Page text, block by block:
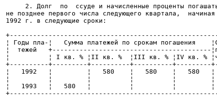
2. Долг  по  ссуде и начисленные проценты
не позднее первого числа следующего квартала,
1992 г. в следующие сроки:
¦ Годы пла-¦   Сумма платежей по срокам погашения
¦  тежей   +-----------------------------------------
¦          ¦ I кв. % ¦II кв. %  ¦III кв. % ¦IV кв. %
+----------+---------+----------+----------+---------
¦   1992   ¦         ¦   580    ¦   580    ¦   580
¦          ¦         ¦          ¦          ¦
¦   1993   ¦   580   ¦          ¦          ¦         ¦